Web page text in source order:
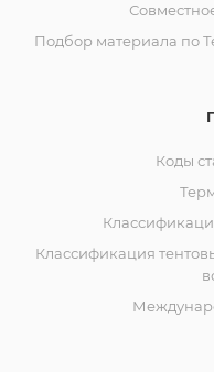
Подбор материала по
Коды
Классификация